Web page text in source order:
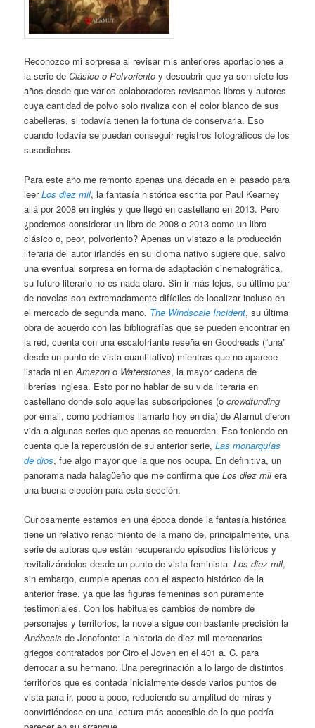
Reconozco mi sorpresa al revisar mis anteriores aportaciones a
la serie deClásico o Polvoriento y descubrir que ya son siete los
años desde que varios colaboradores revisamos libros y autores
cuya cantidad de polvo solo rivaliza con el color blanco de sus
cabelleras, si todavía tienen la fortuna de conservarla. Eso
cuando todavía se puedan conseguir registros fotográficos de los
susodichos.
Para este año me remonto apenas una década en el pasado para
leerLos diez mil, la fantasía histórica escrita por Paul Kearney
allá por 2008 en inglés y que llegó en castellano en 2013. Pero
¿podemos considerar un libro de 2008 o 2013 como un libro
clásico o, peor, polvoriento? Apenas un vistazo a la producción
literaria del autor irlandés en su idioma nativo sugiere que, salvo
una eventual sorpresa en forma de adaptación cinematográfica,
su futuro literario no es nada claro. Sin ir más lejos, su último par
de novelas son extremadamente difíciles de localizar incluso en
el mercado de segunda mano. The Windscale Incident, su última
obra de acuerdo con las bibliografías que se pueden encontrar en
la red, cuenta con una escalofriante reseña en Goodreads (“una”
desde un punto de vista cuantitativo) mientras que no aparece
listada ni enAmazon o Waterstones, la mayor cadena de
librerías inglesa. Esto por no hablar de su vida literaria en
castellano donde solo aquellas subscripciones (ocrowdfunding
por email, como podríamos llamarlo hoy en día) de Alamut dieron
vida a algunas series que apenas se recuerdan. Eso teniendo en
cuenta que la repercusión de su anterior serie,Las monarquías
de dios, fue algo mayor que la que nos ocupa. En definitiva, un
panorama nada halagüeño que me confirma queLos diez milera
una buena elección para esta sección.
Curiosamente estamos en una época donde la fantasía histórica
tiene un relativo renacimiento de la mano de, principalmente, una
serie de autoras que están recuperando episodios históricos y
revitalizándolos desde un punto de vista feminista.Los diez mil,
sin embargo, cumple apenas con el aspecto histórico de la
anterior frase, ya que las figuras femeninas son puramente
testimoniales. Con los habituales cambios de nombre de
personajes y territorios, la novela sigue con bastante precisión la
Anábasis de Jenofonte: la historia de diez mil mercenarios
griegos contratados por Ciro el Joven en el 401 a. C. para
derrocar a su hermano. Una peregrinación a lo largo de distintos
territorios que es contada inicialmente desde varios puntos de
vista para ir, poco a poco, reduciendo su amplitud de miras y
convirtiéndose en una lectura más accesible de lo que podría